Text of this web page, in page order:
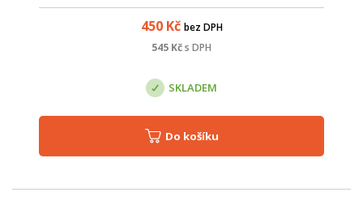
450Kč bez DPH
545 Kčs DPH
SKLADEM
Do košíku